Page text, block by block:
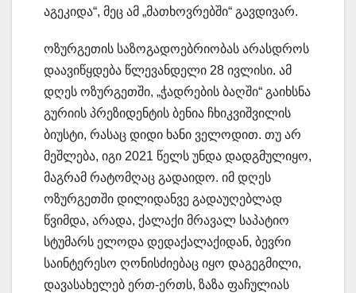
აგეკიდა“, მეც ამ „მათხოვრებში“ გავდივარ.
ოზურგეთის საზოგადოებრიობას არასდროს
დაავიწყდება წლევანდელი 28 ივლისი. ამ
დღეს ოზურგეთში, „ჭადრების ბაღში“ გაიხსნა
გურიის პრეზიდენტის ბენია ჩხიკვიშვილის
ბიუსტი, რასაც დიდი ხანი ველოდით. თუ არ
მეშლება, იგი 2021 წელს უნდა დადგმულიყო,
მაგრამ რატომღაც გადაიდო. იმ დღეს
ოზურგეთში დილიდანვე გადაუღებლად
წვიმდა, არადა, ქალაქი მრავალ საპატიო
სტუმარს ელოდა დედაქალაქიდან, ბევრი
საინტერესო ღონისძიებაც იყო დაგეგმილი,
დავასახელებ ერთ-ერთს, ზაზა ფაჩულიას